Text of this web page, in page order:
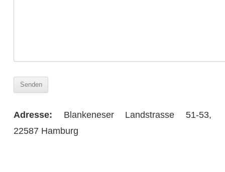
Adresse: Blankeneser Landstrasse 51-53,
22587 Hamburg